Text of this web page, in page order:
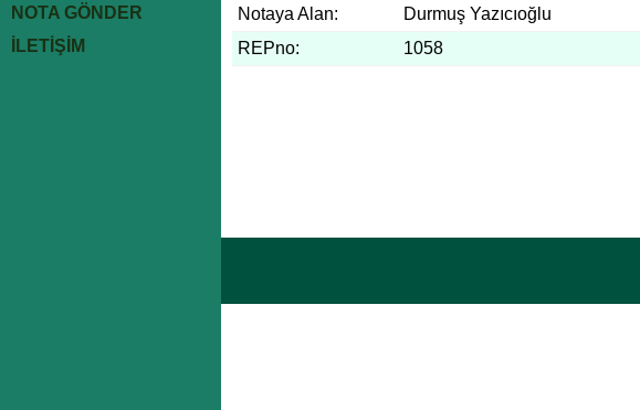
NOTA GÖNDER
İLETİŞİM
Notaya Alan:
Durmuş Yazıcıoğlu
REPno:
1058